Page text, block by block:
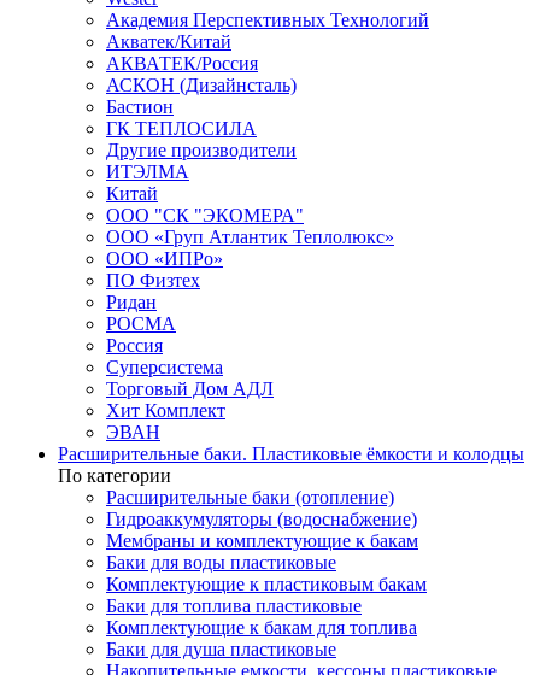
Академия Перспективных Технологий
Акватек/Китай
АКВАТЕК/Россия
АСКОН (Дизайнсталь)
Бастион
ГК ТЕПЛОСИЛА
Другие производители
ИТЭЛМА
Китай
ООО "СК "ЭКОМЕРА"
ООО «Груп Атлантик Теплолюкс»
ООО «ИПРо»
ПО Физтех
Ридан
РОСМА
Россия
Суперсистема
Торговый Дом АДЛ
Хит Комплект
ЭВАН
Расширительные баки. Пластиковые ёмкости и колодцы
По категории
Расширительные баки (отопление)
Гидроаккумуляторы (водоснабжение)
Мембраны и комплектующие к бакам
Баки для воды пластиковые
Комплектующие к пластиковым бакам
Баки для топлива пластиковые
Комплектующие к бакам для топлива
Баки для душа пластиковые
Накопительные емкости, кессоны пластиковые